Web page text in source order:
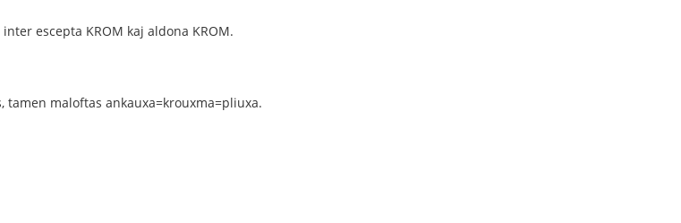
escepta KROM kaj aldona KROM.
tamen maloftas ankauxa=krouxma=pliuxa.